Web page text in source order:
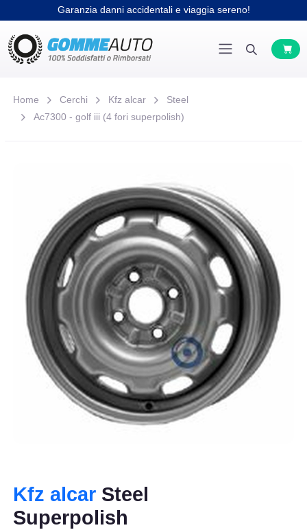
Garanzia danni accidentali e viaggia sereno!
Home Cerchi Kfz alcar
Steel
Ac7300 - golf iii (4 fori superpolish)
Kfz alcar Steel
Superpolish